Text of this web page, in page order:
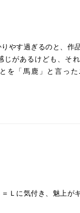
やす過ぎるのと、作
じがあるけども、そ
を「馬鹿」と言っ
Ｌに気付き、魅上が